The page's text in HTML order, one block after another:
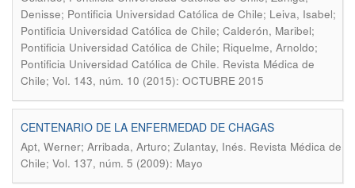
Denisse; Pontificia Universidad Católica de Chile; Leiva, Isabel;
Pontificia Universidad Católica de Chile; Calderón, Maribel;
Pontificia Universidad Católica de Chile; Riquelme, Arnoldo;
Pontificia Universidad Católica de Chile. Revista Médica de
Chile; Vol. 143, núm. 10 (2015): OCTUBRE 2015
CENTENARIO DE LA ENFERMEDAD DE CHAGAS
Apt, Werner; Arribada, Arturo; Zulantay, Inés. Revista Médica de
Chile; Vol. 137, núm. 5 (2009): Mayo